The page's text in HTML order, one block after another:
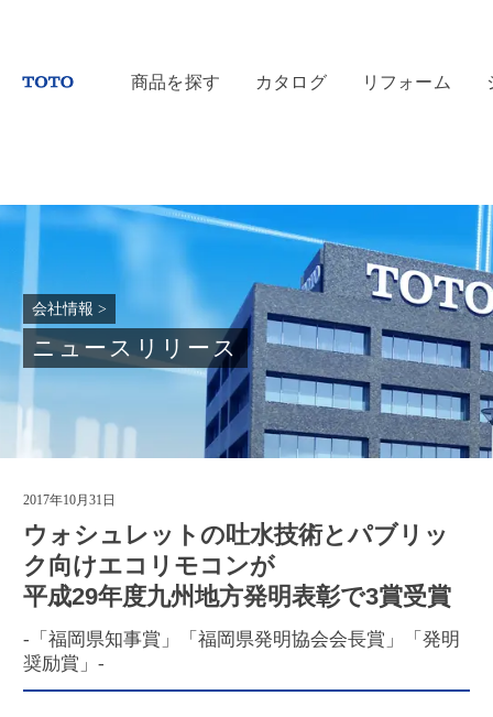
商品を探す カタログ リフォーム
会社情報 >
ニュースリリース
2017年10月31日
ウォシュレットの吐水技術とパブリッ
ク向けエコリモコンが
平成29年度九州地方発明表彰で3賞受賞
-「福岡県知事賞」「福岡県発明協会会長賞」「発明
奨励賞」-